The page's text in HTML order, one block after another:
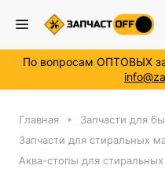
По вопросам ОПТОВЫХ
Главная
Запчасти для
Запчасти для стиральных
Аква-стопы для